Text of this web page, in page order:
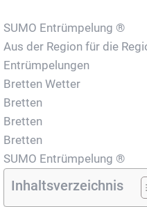
SUMO Entrümpelung ®
Aus der Region für die
Entrümpelungen
Bretten Wetter
Bretten
Bretten
Bretten
SUMO Entrümpelung ®
Inhaltsverzeichnis